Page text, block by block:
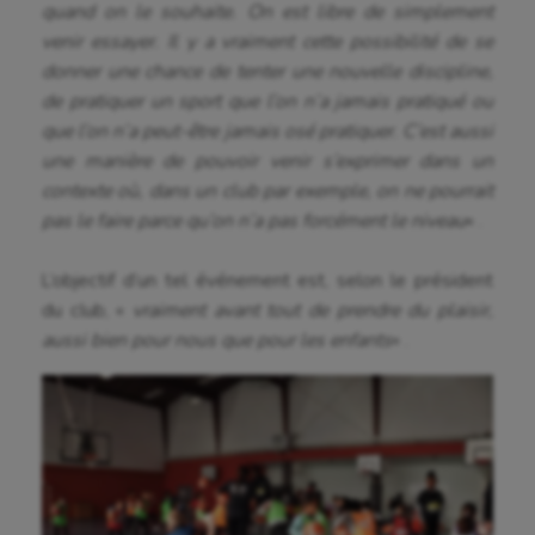
Hippisme
Jeux Olympiques et Paralympiques
Kayak-polo
Longue paume
Moto
Natation
Natation artistique
Outdoor
Paddle
quand on le souhaite. On est libre de simplement
venir essayer. Il y a vraiment cette possibilité de se
donner une chance de tenter une nouvelle discipline,
de pratiquer un sport que l’on n’a jamais pratiqué ou
que l’on n’a peut-être jamais osé pratiquer. C’est aussi
une manière de pouvoir venir s’exprimer dans un
contexte où, dans un club par exemple, on ne pourrait
pas le faire parce qu’on n’a pas forcément le niveau« .
L’objectif d’un tel événement est, selon le président
du club, «
vraiment avant tout de prendre du plaisir,
aussi bien pour nous que pour les enfants« .